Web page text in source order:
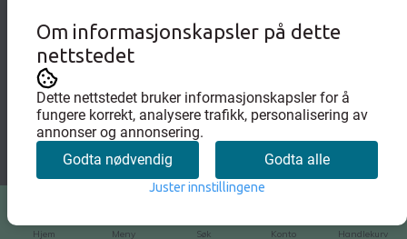
Hjem Meny Søk Konto Handlekurv
Om informasjonskapsler på dette
nettstedet
Dette nettstedet bruker informasjonskapsler for å
fungere korrekt, analysere trafikk, personalisering av
annonser og annonsering.
Godta nødvendig
Godta alle
Juster innstillingene